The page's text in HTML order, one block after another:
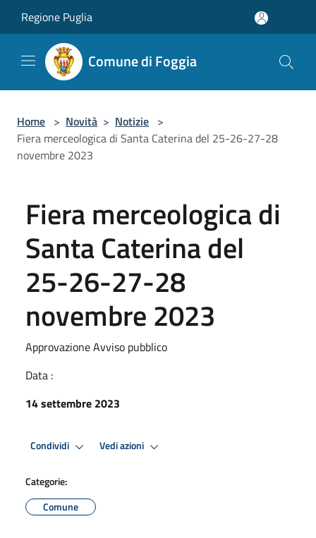
Regione Puglia
Comune di Foggia
Home > Novità > Notizie >
Fiera merceologica di Santa Caterina del 25-26-27-28
novembre 2023
Fiera merceologica di
Santa Caterina del
25-26-27-28
novembre 2023
Approvazione Avviso pubblico
Data :
14 settembre 2023
Condividi Vedi azioni
Categorie:
Comune